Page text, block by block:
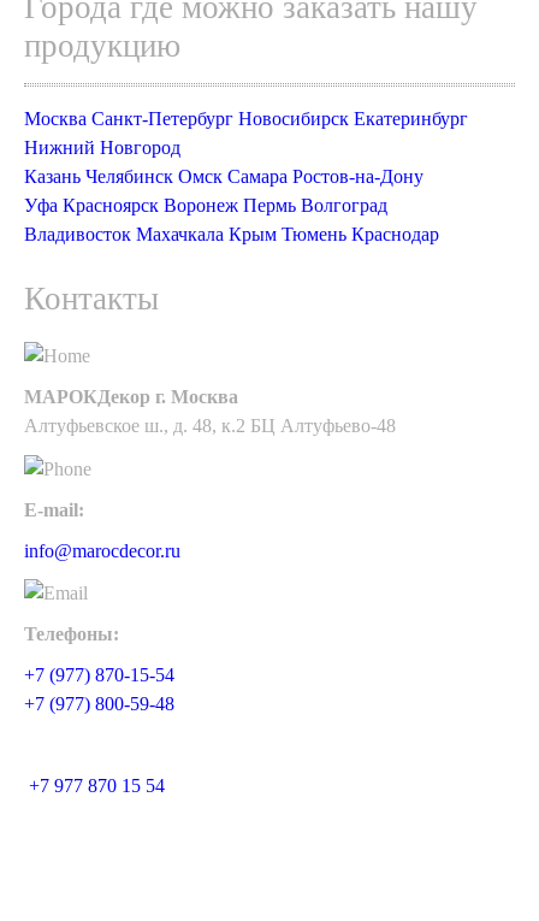
Города где можно заказать нашу
продукцию
Москва Санкт-Петербург Новосибирск Екатеринбург
Нижний Новгород
Казань Челябинск Омск Самара Ростов-на-Дону
Уфа Красноярск Воронеж Пермь Волгоград
Владивосток Махачкала Крым Тюмень Краснодар
Контакты
МАРОКДекор г. Москва
Алтуфьевское ш., д. 48, к.2 БЦ Алтуфьево-48
E-mail:
info@marocdecor.ru
Телефоны:
+7 (977) 870-15-54
+7 (977) 800-59-48
+7 977 870 15 54